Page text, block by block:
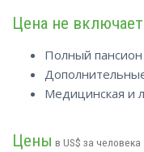
Цена не
Полный
Медицинская и
Цены в US$ за человека